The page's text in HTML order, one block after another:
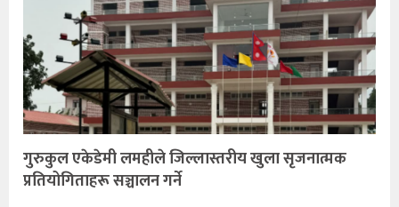
गुरुकुल एकेडेमी लमहीले जिल्लास्तरीय खुला सृजनात्मक
प्रतियोगिताहरू सञ्चालन गर्ने